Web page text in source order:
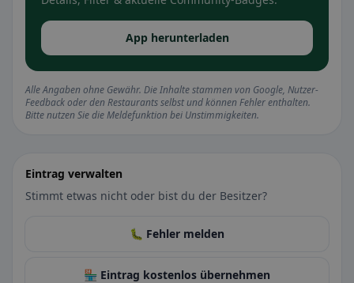
App herunterladen
Alle Angaben ohne Gewähr. Die Inhalte stammen von Google, Nutzer-
Feedback oder den Restaurants selbst und können Fehler enthalten.
Bitte nutzen Sie die Meldefunktion bei Unstimmigkeiten.
Eintrag verwalten
Stimmt etwas nicht oder bist du der Besitzer?
🐛 Fehler melden
🏪 Eintrag kostenlos übernehmen